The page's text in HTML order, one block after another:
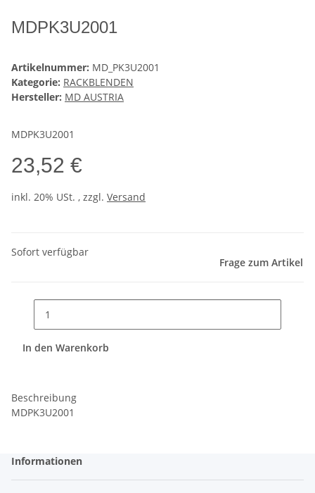
MDPK3U2001
Artikelnummer: MD_PK3U2001
Kategorie: RACKBLENDEN
Hersteller: MD AUSTRIA
MDPK3U2001
23,52 €
inkl. 20% USt. , zzgl. Versand
Sofort verfügbar
Frage zum Artikel
In den Warenkorb
Beschreibung
MDPK3U2001
Informationen